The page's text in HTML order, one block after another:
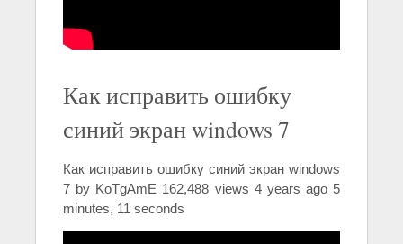
Как исправить ошибку
синий экран windows 7
Как исправить ошибку синий экран windows
7 by KoTgAmE 162,488 views 4 years ago 5
minutes, 11 seconds